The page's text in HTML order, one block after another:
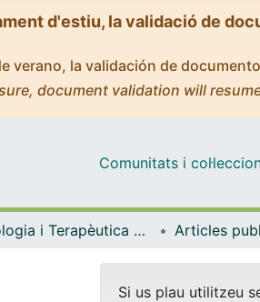
d'estiu, la validació de
verano, la validación de
document validation will
Comunitats i
Patologia i Terapèutica Experimental
Si us plau utilitzeu